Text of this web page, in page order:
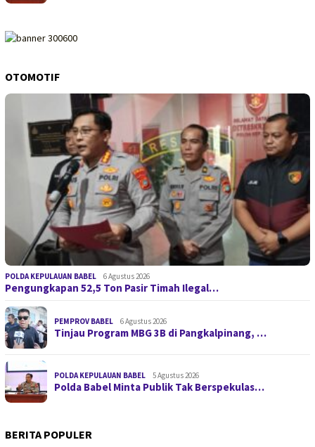
OTOMOTIF
POLDA KEPULAUAN BABEL 6 Agustus 2026
Pengungkapan 52,5 Ton Pasir Timah Ilegal…
PEMPROV BABEL 6 Agustus 2026
Tinjau Program MBG 3B di Pangkalpinang, …
POLDA KEPULAUAN BABEL 5 Agustus 2026
Polda Babel Minta Publik Tak Berspekulas…
BERITA POPULER